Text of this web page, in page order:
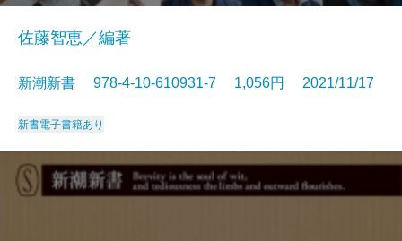
佐藤智恵／編著
新潮新書 978-4-10-610931-7 1,056円 2021/11/17
新書電子書籍あり